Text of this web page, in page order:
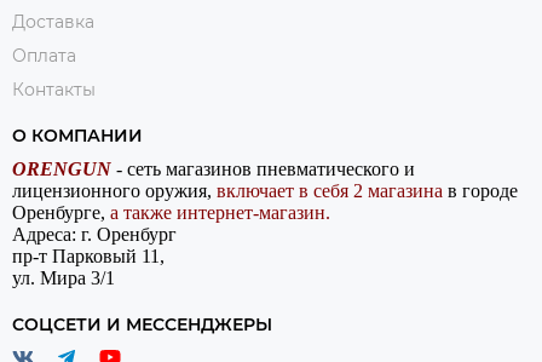
Доставка
Оплата
Контакты
О КОМПАНИИ
ORENGUN - сеть магазинов пневматического и
лицензионного оружия, включает в себя 2 магазина в городе
Оренбурге, а также интернет-магазин.
Адреса: г. Оренбург
пр-т Парковый 11,
ул. Мира 3/1
СОЦСЕТИ И МЕССЕНДЖЕРЫ